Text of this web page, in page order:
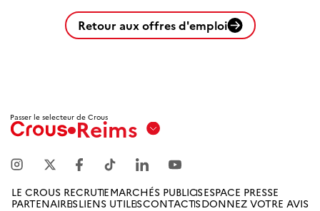
Retour aux offres d'emploi
Passer le selecteur de Crous
Reims
Marseille
LE CROUS RECRUTEMARCHÉS PUBLICSESPACE PRESSE
PARTENAIRESLIENS UTILESCONTACTSDONNEZ VOTRE AVIS